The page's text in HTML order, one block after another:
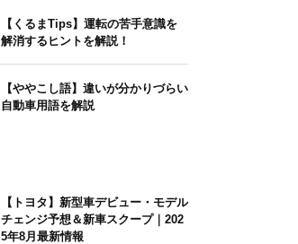
【くるまTips】運転の苦手意識を
解消するヒントを解説！
【ややこし語】違いが分かりづらい
自動車用語を解説
【トヨタ】新型車デビュー・モデル
チェンジ予想＆新車スクープ｜202
5年8月最新情報